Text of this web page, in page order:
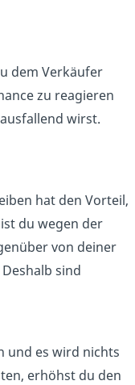
dem Verkäufer
zu reagieren
wirst.
hat den Vorteil,
du wegen der
von deiner
sind
und es wird nichts
erhöhst du den